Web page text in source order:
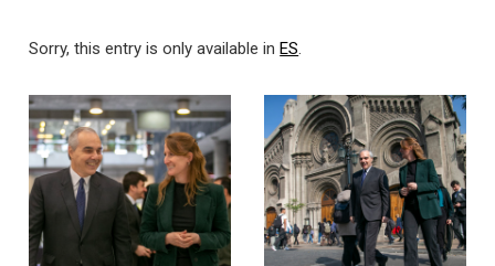
Sorry, this entry is only available inES.